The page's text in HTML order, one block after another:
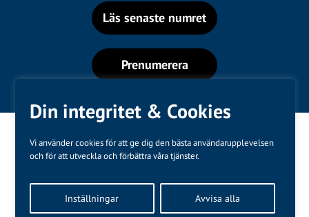
Din integritet & Cookies
Vi använder cookies för att ge dig den bästa användarupplevelsen
och för att utveckla och förbättra våra tjänster.
Inställningar Avvisa alla
Läs senaste numret
Prenumerera
Kundtjänst